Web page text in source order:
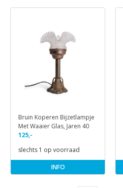
Bruin Koperen Bijzetlampje
Met Waaier Glas, Jaren 40
125,-
slechts 1 op voorraad
INFO